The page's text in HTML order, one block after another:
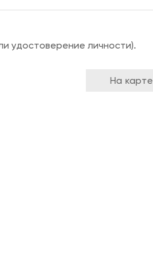
удостоверение личности).
На карте